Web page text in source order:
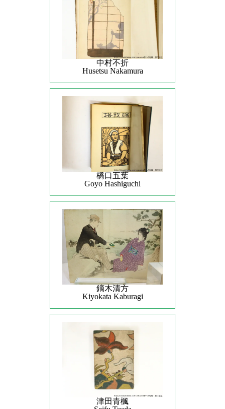
中村不折
Husetsu Nakamura
橋口五葉
Goyo Hashiguchi
鏑木清方
Kiyokata Kaburagi
津田青楓